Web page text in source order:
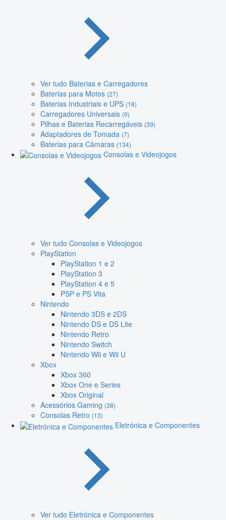
Ver tudo Baterias e Carregadores
Baterias para Motos (27)
Baterias Industriais e UPS (18)
Carregadores Universais (9)
Pilhas e Baterias Recarregáveis (39)
Adaptadores de Tomada (7)
Baterias para Câmaras (134)
Consolas e Videojogos
Ver tudo Consolas e Videojogos
PlayStation
PlayStation 1 e 2
PlayStation 3
PlayStation 4 e 5
PSP e PS Vita
Nintendo
Nintendo 3DS e 2DS
Nintendo DS e DS Lite
Nintendo Retro
Nintendo Switch
Nintendo Wii e Wii U
Xbox
Xbox 360
Xbox One e Series
Xbox Original
Acessórios Gaming (38)
Consolas Retro (13)
Eletrónica e Componentes
Ver tudo Eletrónica e Componentes